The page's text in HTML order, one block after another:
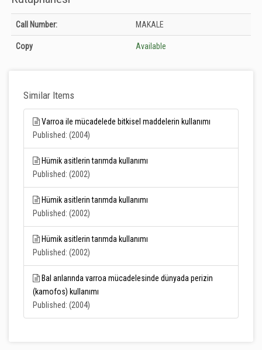
Holdings details from T.C. Tarım ve Orman Bakanlığı Merkez Kütüphanesi:
Unknown
Call Number: MAKALE
Copy Available
Similar Items
Varroa ile mücadelede bitkisel maddelerin kullanımı
Published: (2004)
Hümik asitlerin tarımda kullanımı
Published: (2002)
Hümik asitlerin tarımda kullanımı
Published: (2002)
Hümik asitlerin tarımda kullanımı
Published: (2002)
Bal arılarında varroa mücadelesinde dünyada perizin
(kamofos) kullanımı
Published: (2004)